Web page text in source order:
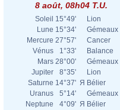
8 août, 08h04 T.U.
Soleil 15°49'
Lion
Lune 15°34'
Gémeaux
Mercure 27°57'
Cancer
Vénus
1°33'
Balance
Mars 28°00'
Gémeaux
Jupiter
8°35'
Lion
Saturne 14°37' Я Bélier
Uranus
5°14'
Gémeaux
Neptune
4°09' Я Bélier